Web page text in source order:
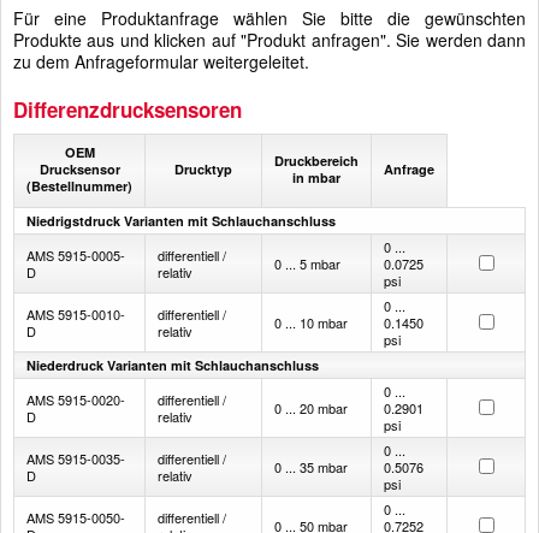
Für eine Produktanfrage wählen Sie bitte die gewünschten
Produkte aus und klicken auf "Produkt anfragen". Sie werden dann
zu dem Anfrageformular weitergeleitet.
Differenzdrucksensoren
OEM
Drucksensor
(Bestellnummer)
Drucktyp
Druckbereich
in mbar
Anfrage
Niedrigstdruck Varianten mit Schlauchanschluss
AMS 5915-0005-
D
differentiell /
relativ
0 ... 5 mbar
0 ...
0.0725
psi
AMS 5915-0010-
D
differentiell /
relativ
0 ... 10 mbar
0 ...
0.1450
psi
Niederdruck Varianten mit Schlauchanschluss
AMS 5915-0020-
D
differentiell /
relativ
0 ... 20 mbar
0 ...
0.2901
psi
AMS 5915-0035-
D
differentiell /
relativ
0 ... 35 mbar
0 ...
0.5076
psi
AMS 5915-0050-
differentiell /
0 ... 50 mbar
0 ...
0.7252